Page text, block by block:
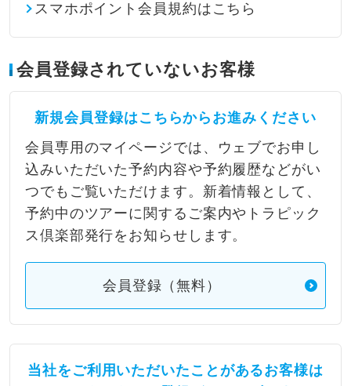
スマホポイント会員規約はこちら
会員登録されていないお客様
新規会員登録はこちらからお進みください
会員専用のマイページでは、ウェブでお申し
込みいただいた予約内容や予約履歴などがい
つでもご覧いただけます。新着情報として、
予約中のツアーに関するご案内やトラピック
ス倶楽部発行をお知らせします。
会員登録（無料）
当社をご利用いただいたことがあるお客様は